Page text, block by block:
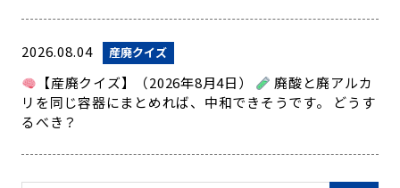
2026.08.04 産廃クイズ
【産廃クイズ】（2026年8月4日）
廃酸と廃アルカ
リを同じ容器にまとめれば、中和できそうです。 どうす
るべき？